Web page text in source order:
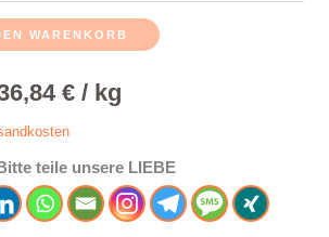
WARENKORB
€ / kg
Bitte teile unsere LIEBE